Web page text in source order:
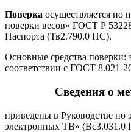
Поверка осуществляется
поверки весов» ГОСТ Р
Паспорта (Тв2.790.0 ПС).
Основные средства поверки:
соответствии с ГОСТ 8.021-
Сведения о
приведены в Руководстве по
электронных ТВ» (Вс3.031.0